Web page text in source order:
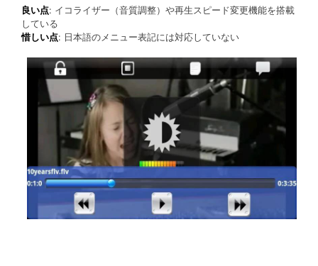
良い点: イコライザー（音質調整）や再生スピード変更機能を搭載
している
惜しい点: 日本語のメニュー表記には対応していない